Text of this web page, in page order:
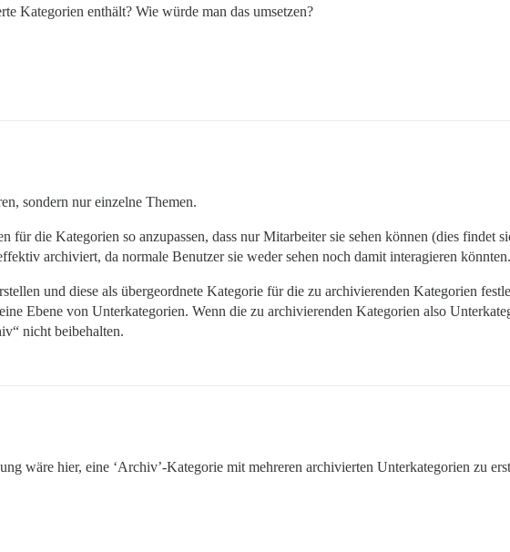
Kategorien enthält? Wie würde man das umsetzen?
sondern nur einzelne Themen.
für die Kategorien so anzupassen, dass nur Mitarbeiter sie sehen können (dies findet
archiviert, da normale Benutzer sie weder sehen noch damit interagieren könnten.
und diese als übergeordnete Kategorie für die zu archivierenden Kategorien
Ebene von Unterkategorien. Wenn die zu archivierenden Kategorien also
nicht beibehalten.
wäre hier, eine ‘Archiv’-Kategorie mit mehreren archivierten Unterkategorien zu